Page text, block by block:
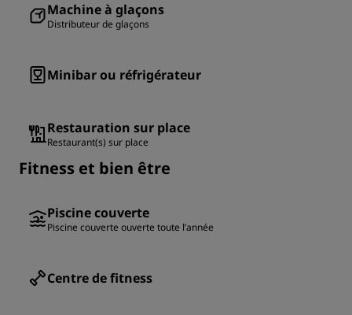
Machine à glaçons
Distributeur de glaçons
Minibar ou réfrigérateur
Restauration sur place
Restaurant(s) sur place
Fitness et bien être
Piscine couverte
Piscine couverte ouverte toute l’année
Centre de fitness